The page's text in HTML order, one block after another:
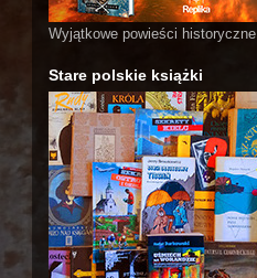
Wyjątkowe powieści historyczne
Stare polskie książki